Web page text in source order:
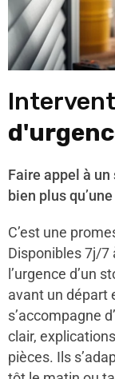
Faire appel à
bien plus
C’est une
Disponibles 7j/7
l’urgence d’un
avant un départ
s’accompagne
clair,
pièces. Ils